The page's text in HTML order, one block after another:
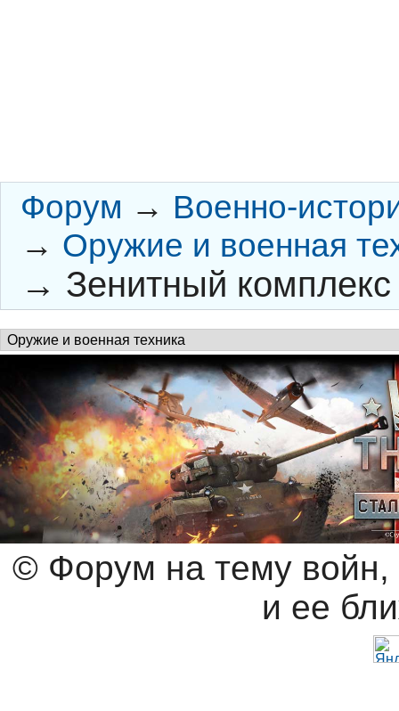
Форум → Военно-
→ Оружие и военная
→ Зенитный
© Форум на тему войн,
и ее